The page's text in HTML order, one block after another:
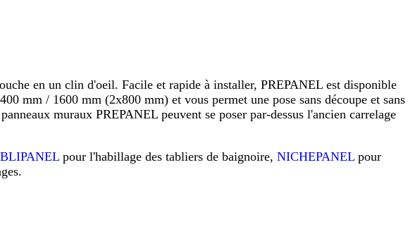
en un clin d'oeil. Facile et rapide à installer, PREPANEL est disponible
mm / 1600 mm (2x800 mm) et vous permet une pose sans découpe et sans
muraux PREPANEL peuvent se poser par-dessus l'ancien carrelage
pour l'habillage des tabliers de baignoire, NICHEPANEL pour